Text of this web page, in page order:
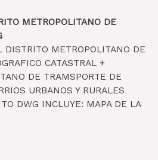
METROPOLITANO DE
DISTRITO METROPOLITANO DE
CATASTRAL +
DE TRAMSPORTE DE
URBANOS Y RURALES
DWG INCLUYE: MAPA DE LA